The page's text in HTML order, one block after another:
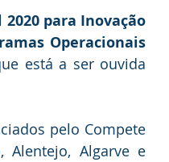
para Inovação
Operacionais
está a ser ouvida
pelo Compete
Alentejo, Algarve e